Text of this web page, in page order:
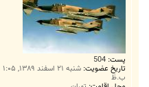
9
8
5
پست: 504
تاریخ عضویت: شنبه ۲۱ اسفند ۱۳۸۹, ۱:۰۵
ب.ظ